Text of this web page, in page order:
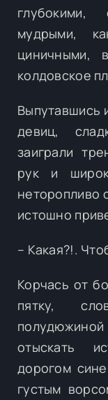
глубокими,
мудрыми,
циничными,
колдовское
Выпутавшись
девиц,
заиграли
рук и
неторопливо
истошно
– Какая?!.
Корчась от
пятку,
отыскать
дорогом
густым